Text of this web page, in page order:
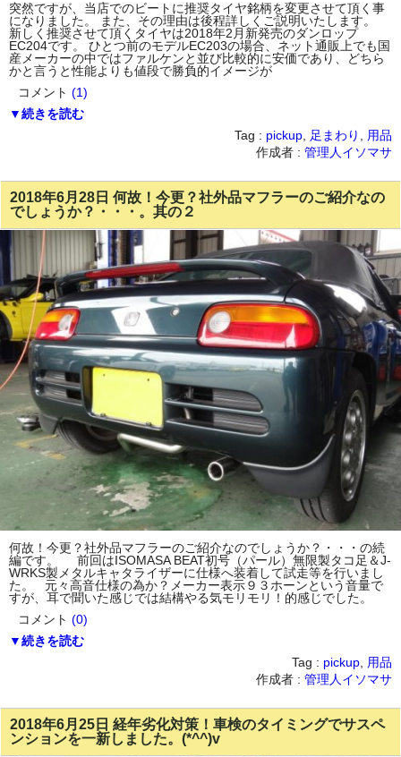
突然ですが、当店でのビートに推奨タイヤ銘柄を変更させて頂く事
になりました。 また、その理由は後程詳しくご説明いたします。
新しく推奨させて頂くタイヤは2018年2月新発売のダンロップ
EC204です。 ひとつ前のモデルEC203の場合、ネット通販上でも国
産メーカーの中ではファルケンと並び比較的に安価であり、どちら
かと言うと性能よりも値段で勝負的イメージが
コメント (1)
▼続きを読む
Tag : pickup 足まわり
用品
作成者 : 管理人イソマサ
2018年6月28日 何故！今更？社外品マフラーのご紹介なの
でしょうか？・・・。其の２
何故！今更？社外品マフラーのご紹介なのでしょうか？・・・の続
編です。 前回はISOMASA BEAT初号（パール）無限製タコ足＆J-
WRKS製メタルキャタライザーに仕様へ装着して試走等を行いまし
た。 元々高音仕様の為か？メーカー表示９３ホーンという音量で
すが、耳で聞いた感じでは結構やる気モリモリ！的感じでした。
コメント (0)
▼続きを読む
Tag : pickup
用品
作成者 : 管理人イソマサ
2018年6月25日 経年劣化対策！車検のタイミングでサスペ
ンションを一新しました。(*^^)v